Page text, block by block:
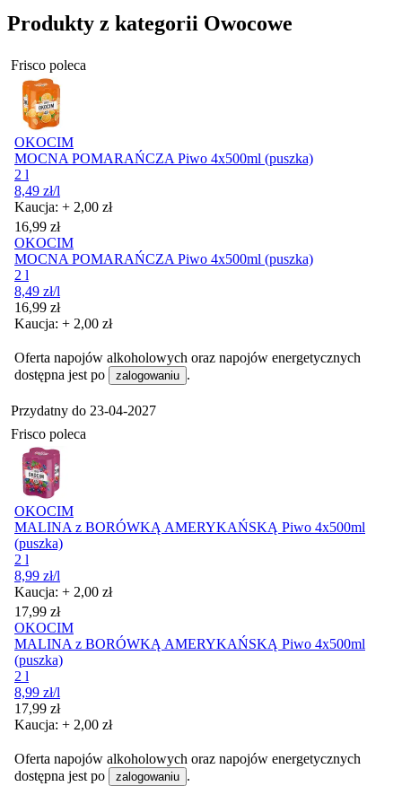
Produkty z kategorii Owocowe
Frisco poleca
OKOCIM
MOCNA POMARAŃCZA Piwo 4x500ml (puszka)
2 l
8,49 zł/l
Kaucja: + 2,00 zł
Cena
16,99 zł
OKOCIM
MOCNA POMARAŃCZA Piwo 4x500ml (puszka)
2 l
8,49 zł/l
Cena
16,99 zł
Kaucja: + 2,00 zł
Oferta napojów alkoholowych oraz napojów energetycznych
dostępna jest po
zalogowaniu .
Przydatny do 23-04-2027
Frisco poleca
OKOCIM
MALINA z BORÓWKĄ AMERYKAŃSKĄ Piwo 4x500ml
(puszka)
2 l
8,99 zł/l
Kaucja: + 2,00 zł
Cena
17,99 zł
OKOCIM
MALINA z BORÓWKĄ AMERYKAŃSKĄ Piwo 4x500ml
(puszka)
2 l
8,99 zł/l
Cena
17,99 zł
Kaucja: + 2,00 zł
Oferta napojów alkoholowych oraz napojów energetycznych
dostępna jest po
zalogowaniu .